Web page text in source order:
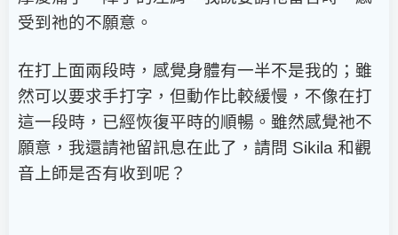
受到祂的不願意。
在打上面兩段時，感覺身體有一半不是我的；雖
然可以要求手打字，但動作比較緩慢，不像在打
這一段時，已經恢復平時的順暢。雖然感覺祂不
願意，我還請祂留訊息在此了，請問 Sikila 和觀
音上師是否有收到呢？